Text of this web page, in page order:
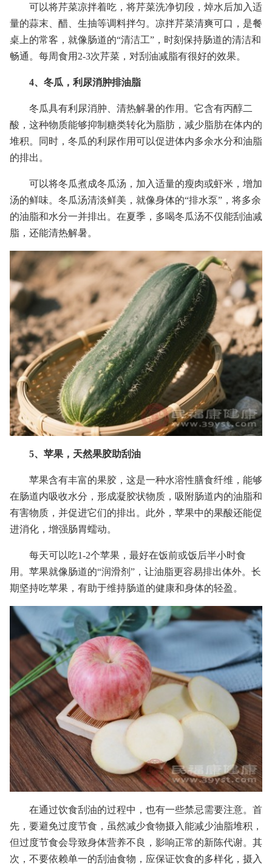
可以将芹菜凉拌着吃，将芹菜洗净切段，焯水后加入适
量的蒜末、醋、生抽等调料拌匀。凉拌芹菜清爽可口，是餐
桌上的常客，就像肠道的“清洁工”，时刻保持肠道的清洁和
畅通。每周食用2-3次芹菜，对刮油减脂有很好的效果。
4、冬瓜，利尿消肿排油脂
冬瓜具有利尿消肿、清热解暑的作用。它含有丙醇二
酸，这种物质能够抑制糖类转化为脂肪，减少脂肪在体内的
堆积。同时，冬瓜的利尿作用可以促进体内多余水分和油脂
的排出。
可以将冬瓜煮成冬瓜汤，加入适量的瘦肉或虾米，增加
汤的鲜味。冬瓜汤清淡鲜美，就像身体的“排水泵”，将多余
的油脂和水分一并排出。在夏季，多喝冬瓜汤不仅能刮油减
脂，还能清热解暑。
5、苹果，天然果胶助刮油
苹果含有丰富的果胶，这是一种水溶性膳食纤维，能够
在肠道内吸收水分，形成凝胶状物质，吸附肠道内的油脂和
有害物质，并促进它们的排出。此外，苹果中的果酸还能促
进消化，增强肠胃蠕动。
每天可以吃1-2个苹果，最好在饭前或饭后半小时食
用。苹果就像肠道的“润滑剂”，让油脂更容易排出体外。长
期坚持吃苹果，有助于维持肠道的健康和身体的轻盈。
在通过饮食刮油的过程中，也有一些禁忌需要注意。首
先，要避免过度节食，虽然减少食物摄入能减少油脂堆积，
但过度节食会导致身体营养不良，影响正常的新陈代谢。其
次，不要依赖单一的刮油食物，应保证饮食的多样化，摄入